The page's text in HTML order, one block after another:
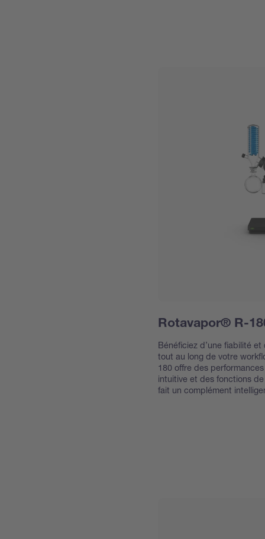
Rotavapor® R-
Bénéficiez d’une fiabilité
tout au long de votre
180 offre des
intuitive et des fonctions
fait un complément